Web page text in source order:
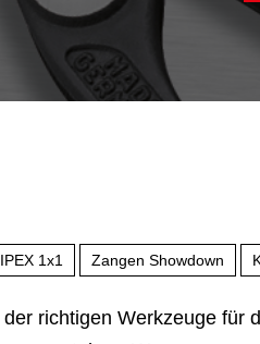
1x1 Zangen Showdown
richtigen Werkzeuge für